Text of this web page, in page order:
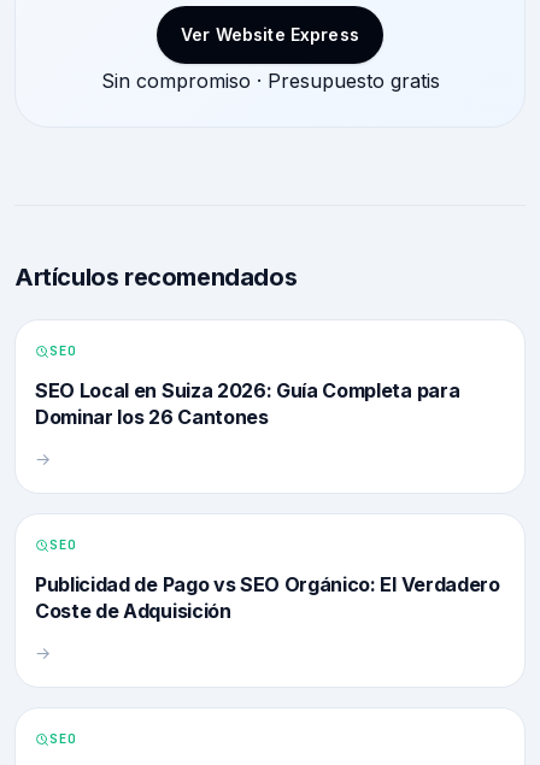
Ver Website Express
Sin compromiso · Presupuesto gratis
Artículos recomendados
SEO
SEO Local en Suiza 2026: Guía Completa para
Dominar los 26 Cantones
→
SEO
Publicidad de Pago vs SEO Orgánico: El Verdadero
Coste de Adquisición
→
SEO